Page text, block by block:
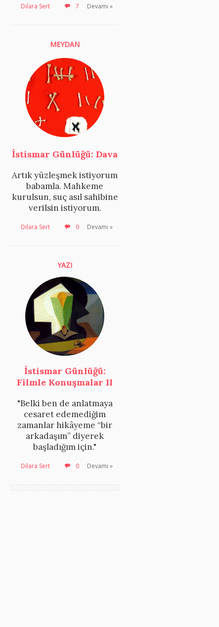
Dilara Sert 7 Devamı »
MEYDAN
İstismar Günlüğü: Dava
Artık yüzleşmek istiyorum
babamla. Mahkeme
kurulsun, suç asıl sahibine
verilsin istiyorum.
Dilara Sert 0 Devamı »
YAZI
İstismar Günlüğü:
Filmle Konuşmalar II
"Belki ben de anlatmaya
cesaret edemediğim
zamanlar hikâyeme “bir
arkadaşım” diyerek
başladığım için."
Dilara Sert 0 Devamı »